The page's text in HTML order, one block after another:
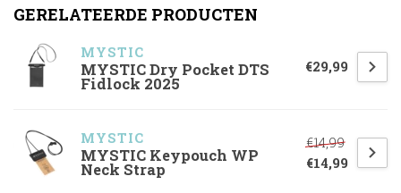
GERELATEERDE PRODUCTEN
MYSTIC
MYSTIC Dry Pocket DTS
Fidlock 2025
€29,99
MYSTIC
MYSTIC Keypouch WP
Neck Strap
€14,99
€14,99